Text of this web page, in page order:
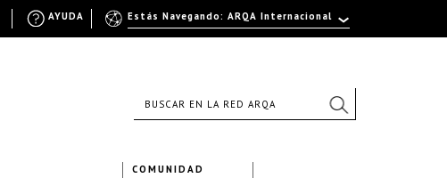
COMUNIDAD
Estás Navegando: ARQA Internacional
AYUDA